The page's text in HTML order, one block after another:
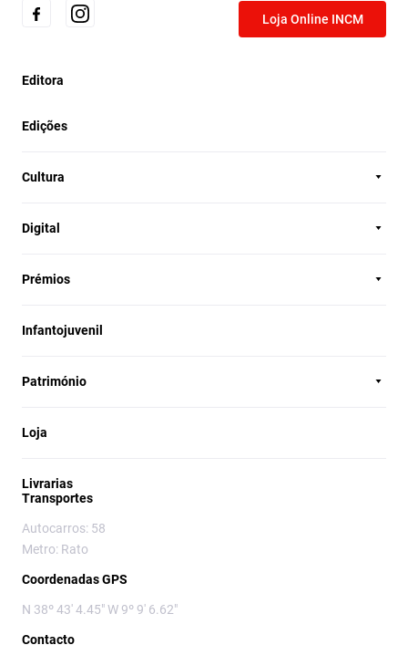
Loja Online INCM
Editora
Edições
Cultura
Digital
Prémios
Infantojuvenil
Património
Loja
Livrarias
Transportes
Autocarros: 58
Metro: Rato
Coordenadas GPS
N 38º 43' 4.45" W 9º 9' 6.62"
Contacto